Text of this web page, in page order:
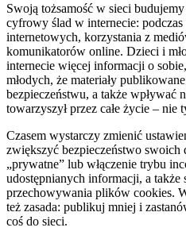
Swoją tożsamość w sieci
cyfrowy ślad w internecie: podczas
internetowych, korzystania z
komunikatorów online. Dzieci i
internecie więcej informacji o
młodych, że materiały
bezpieczeństwu, a także wpływać
towarzyszył przez całe życie –
Czasem wystarczy zmienić
zwiększyć bezpieczeństwo swoich
„prywatne” lub włączenie trybu
udostępnianych informacji, a także
przechowywania plików cookies.
też zasada: publikuj mniej i
coś do sieci.